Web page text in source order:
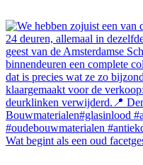
Wat begint als een oud